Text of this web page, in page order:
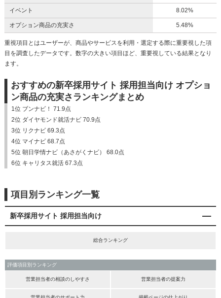
イベント 8.02%
オプション商品の充実さ 5.48%
重視項目とはユーザーが、商品やサービスを利用・選定する際に重要視した項
目を調査したデータです。数字の大きい項目ほど、重要視している結果となり
ます。
おすすめの新卒採用サイト 採用担当向け オプショ
ン商品の充実さランキングまとめ
1位 ブンナビ！ 71.9点
2位 ダイヤモンド就活ナビ 70.9点
3位 リクナビ 69.3点
4位 マイナビ 68.7点
5位 朝日学情ナビ（あさがくナビ） 68.0点
6位 キャリタス就活 67.3点
項目別ランキング一覧
新卒採用サイト 採用担当向け
総合ランキング
評価項目別ランキング
営業担当者の相談のしやすさ 営業担当者の提案力